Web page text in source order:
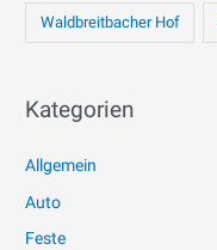
Waldbreitbacher Hof
Kategorien
Allgemein
Auto
Feste